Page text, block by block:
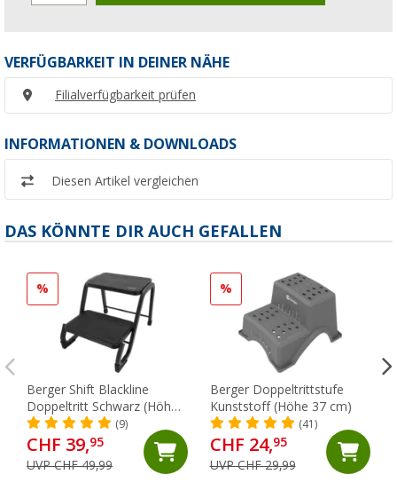
VERFÜGBARKEIT IN DEINER NÄHE
Filialverfügbarkeit prüfen
INFORMATIONEN & DOWNLOADS
Diesen Artikel vergleichen
DAS KÖNNTE DIR AUCH GEFALLEN
%
Berger Shift Blackline
Doppeltritt Schwarz (Höhe
38 cm)
(9)
CHF 39,95
UVP CHF 49,99
%
Berger Doppeltrittstufe
Kunststoff (Höhe 37 cm)
(41)
CHF 24,95
UVP CHF 29,99